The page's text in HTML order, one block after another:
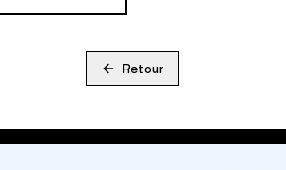
Retour